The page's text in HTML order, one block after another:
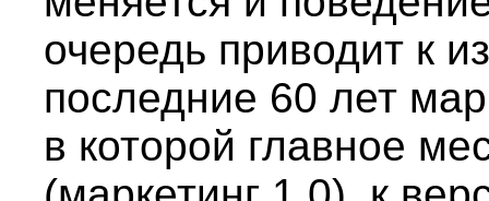
очередь приводит к
последние 60 лет
в которой главное